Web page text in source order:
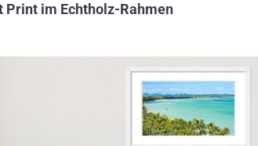
Print im Echtholz-Rahmen